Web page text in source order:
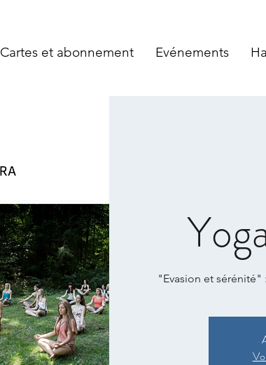
Cartes et abonnement Evénements
"Evasion et